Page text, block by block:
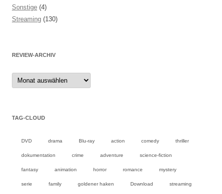
Sonstige (4)
Streaming (130)
REVIEW-ARCHIV
Review-
Archiv
TAG-CLOUD
DVD drama Blu-ray action comedy thriller
dokumentation crime adventure science-fiction
fantasy animation horror romance mystery
serie family goldener haken Download streaming